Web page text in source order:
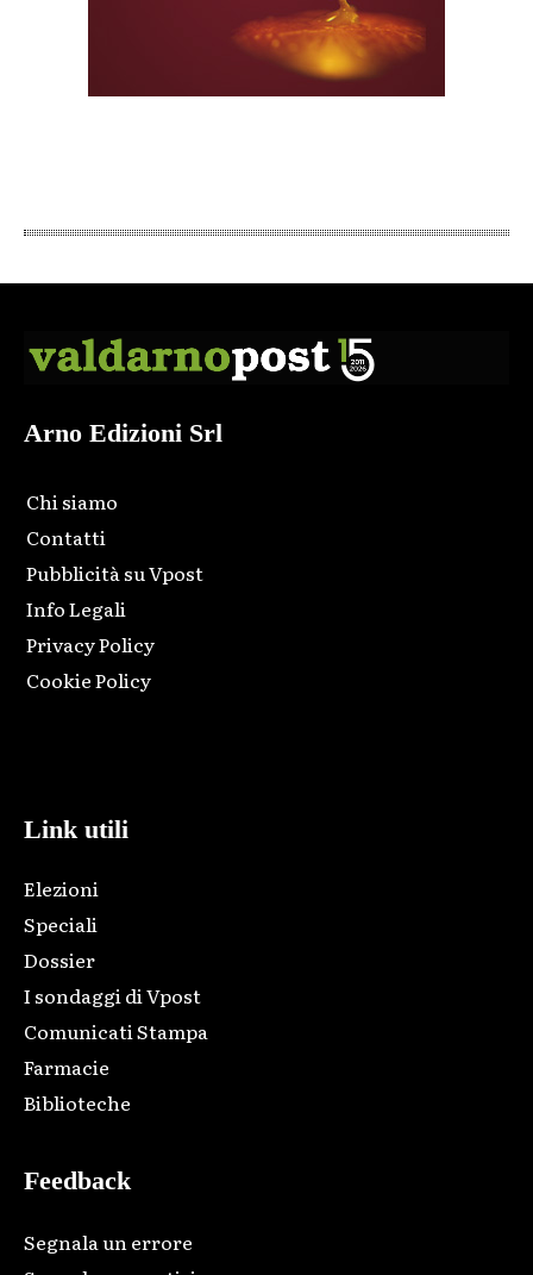
Arno Edizioni Srl
Chi siamo
Contatti
Pubblicità su Vpost
Info Legali
Privacy Policy
Cookie Policy
Link utili
Elezioni
Speciali
Dossier
I sondaggi di Vpost
Comunicati Stampa
Farmacie
Biblioteche
Feedback
Segnala un errore